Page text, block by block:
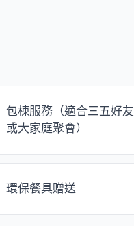
包棟服務（適合三五好友
或大家庭聚會）
環保餐具贈送